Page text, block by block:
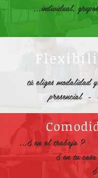
...individual,
tú eliges modalidad
presencial -
...¿ en el trabajo ?
¿ en tu casa
¿ en la